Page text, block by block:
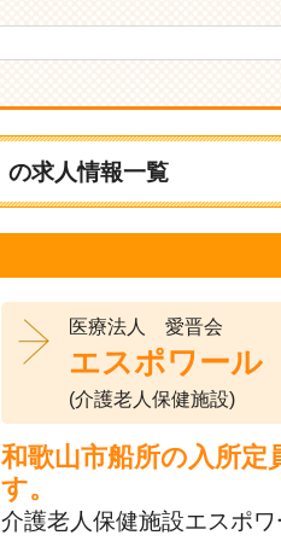
の求人情報一覧
医療法人 愛晋会
エスポワール
(介護老人保健施設)
和歌山市船所の入所定
す。
介護老人保健施設エスポ